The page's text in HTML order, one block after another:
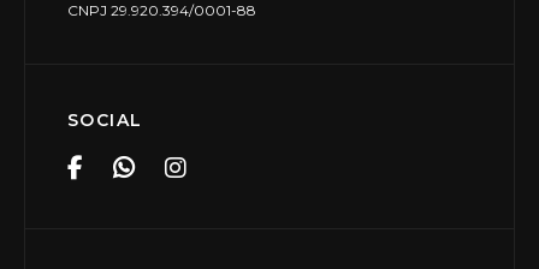
CNPJ 29.920.394/0001-88
SOCIAL